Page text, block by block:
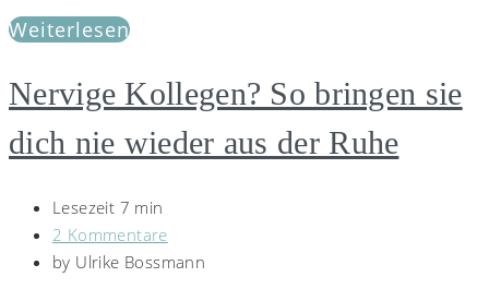
Weiterlesen
Nervige Kollegen? So bringen sie
dich nie wieder aus der Ruhe
Lesezeit 7 min
2 Kommentare
by Ulrike Bossmann